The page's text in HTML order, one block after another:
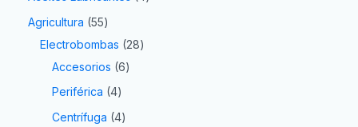
Agricultura 55
Electrobombas
28
Accesorios 6
Periférica 4
Centrífuga 4